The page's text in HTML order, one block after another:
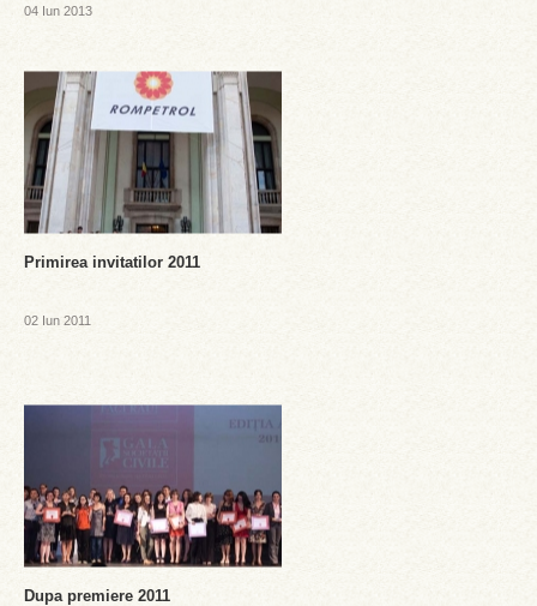
04 Iun 2013
Primirea invitatilor 2011
02 Iun 2011
Dupa premiere 2011